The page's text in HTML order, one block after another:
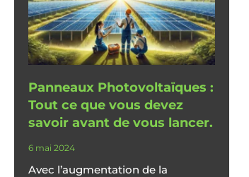
Panneaux Photovoltaïques :
Tout ce que vous devez
savoir avant de vous lancer.
6 mai 2024
Avec l’augmentation de la